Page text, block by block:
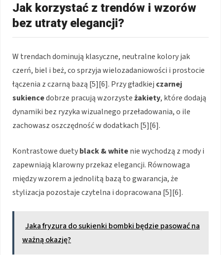
Jak korzystać z trendów i wzorów
bez utraty elegancji?
W trendach dominują klasyczne, neutralne kolory jak
czerń, biel i beż, co sprzyja wielozadaniowości i prostocie
łączenia z czarną bazą [5][6]. Przy gładkiej czarnej
sukiencedobrze pracują wzorzysteżakiety, które dodają
dynamiki bez ryzyka wizualnego przeładowania, o ile
zachowasz oszczędność w dodatkach [5][6].
Kontrastowe duetyblack & whitenie wychodzą z mody i
zapewniają klarowny przekaz elegancji. Równowaga
między wzorem a jednolitą bazą to gwarancja, że
stylizacja pozostaje czytelna i dopracowana [5][6].
Jaka fryzura do sukienki bombki będzie pasować na
ważną okazję?